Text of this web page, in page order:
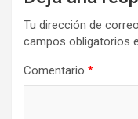
Tu dirección de
campos obligatorios
Comentario *